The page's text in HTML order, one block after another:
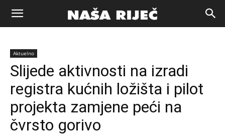
Naša
riječ
Aktuelno
Slijede aktivnosti na izradi
registra kućnih ložišta i pilot
projekta zamjene peći na
čvrsto gorivo